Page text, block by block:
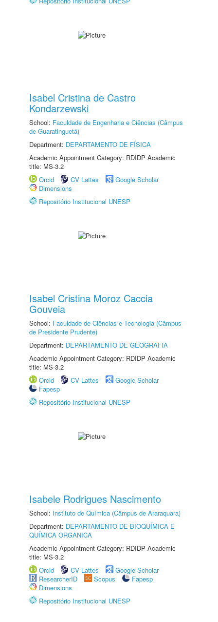
Isabel Cristina de Castro
Kondarzewski
School: Faculdade de Engenharia e Ciências (Câmpus
de Guaratinguetá)
Department: DEPARTAMENTO DE FÍSICA
Academic Appointment Category: RDIDP Academic
title: MS-3.2
Orcid
CV Lattes
Google Scholar
Dimensions
Repositório Institucional UNESP
Isabel Cristina Moroz Caccia
Gouveia
School: Faculdade de Ciências e Tecnologia (Câmpus
de Presidente Prudente)
Department: DEPARTAMENTO DE GEOGRAFIA
Academic Appointment Category: RDIDP Academic
title: MS-3.2
Orcid
CV Lattes
Google Scholar
Fapesp
Repositório Institucional UNESP
Isabele Rodrigues Nascimento
School: Instituto de Química (Câmpus de Araraquara)
Department: DEPARTAMENTO DE BIOQUÍMICA E
QUÍMICA ORGÂNICA
Academic Appointment Category: RDIDP Academic
title: MS-3.2
Orcid
CV Lattes
Google Scholar
ResearcherID
Scopus
Fapesp
Dimensions
Repositório Institucional UNESP